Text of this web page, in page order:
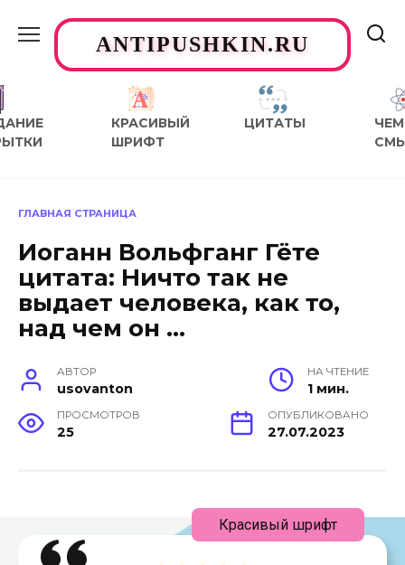
содержаниюANTIPUSHKIN.RU
КРАСИВЫЙ
ШРИФТ
ЦИТАТЫ
ЧЕМ
ГЛАВНАЯ СТРАНИЦА
Иоганн Вольфганг Гёте
цитата: Ничто так не
выдает человека, как то,
над чем он …
АВТОР
usovanton
НА ЧТЕНИЕ
1 мин.
ПРОСМОТРОВ
25
ОПУБЛИКОВАНО
27.07.2023
Красивый шрифт